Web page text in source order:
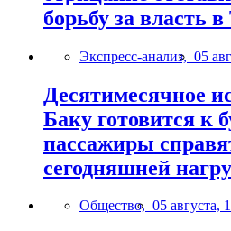
борьбу за власть в
Экспресс-анализ, 05
Десятимесячное
Баку готовится к
пассажиры
сегодняшней
Общество, 05 августа,